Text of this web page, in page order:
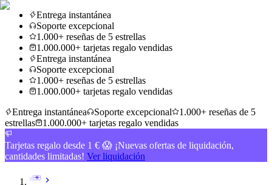
Entrega instantánea
Soporte excepcional
1.000+ reseñas de 5 estrellas
1.000.000+ tarjetas regalo vendidas
Entrega instantánea
Soporte excepcional
1.000+ reseñas de 5 estrellas
1.000.000+ tarjetas regalo vendidas
Entrega instantánea
Soporte excepcional
1.000+ reseñas de 5
estrellas
1.000.000+ tarjetas regalo vendidas
Tarjetas regalo desde 1 € 😱 ¡Nuevas ofertas de liquidación,
cantidades limitadas! Ver liquidación